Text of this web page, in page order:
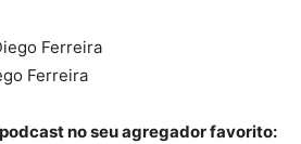
Ferreira
Ferreira
no seu agregador favorito: